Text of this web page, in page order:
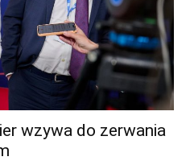
wzywa do zerwania